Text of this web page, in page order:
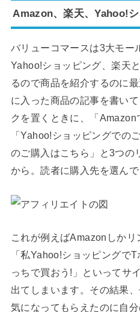
Amazon、楽天、Yahoo!
バリューコマースは3大モー
Yahoo!ショッピング、楽天
るので商品を紹介するのに
に入った商品の記事を書い
クを置くときに、「Amazon
「Yahoo!ショッピングでの
のご購入はこちら」と3つの
から。読者に購入先を選ん
これが例えばAmazonしかリ
「私Yahoo!ショッピングで
っちで買おう!」といってサ
出てしまいます。その結果
気になってもらえたのに自